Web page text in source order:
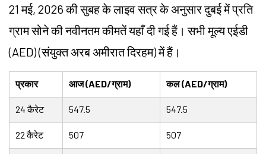
21 मई, 2026 की सुबह के लाइव सत्र के अनुसार दुबई में प्रति
ग्राम सोने की नवीनतम कीमतें यहाँ दी गई हैं। सभी मूल्य एईडी
(AED) (संयुक्त अरब अमीरात दिरहम) में हैं।
प्रकार आज (AED/ग्राम) कल (AED/ग्राम)
24 कैरेट 547.5 547.5
22 कैरेट 507 507